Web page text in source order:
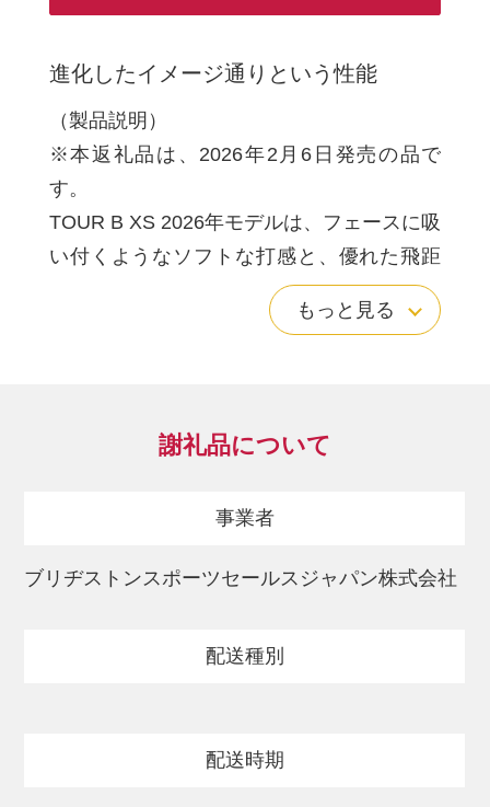
進化したイメージ通りという性能
（製品説明）
※本返礼品は、2026年2月6日発売の品で
す。
TOUR B XS 2026年モデルは、フェースに吸
い付くようなソフトな打感と、優れた飛距
離性能、イメージ通りに「寄る」非常に高
いスピン性能のバランスを追求したゴルフ
ドライバーショットでは優れた飛距離性能
アプローチショットでは、リアクティブ
トコーティングにより、イメージ通りのス
風の影響を考慮したディンプル構造で、安
もっと見る
謝礼品について
事業者
ブリヂストンスポーツセールスジャパン株式会社
配送種別
配送時期